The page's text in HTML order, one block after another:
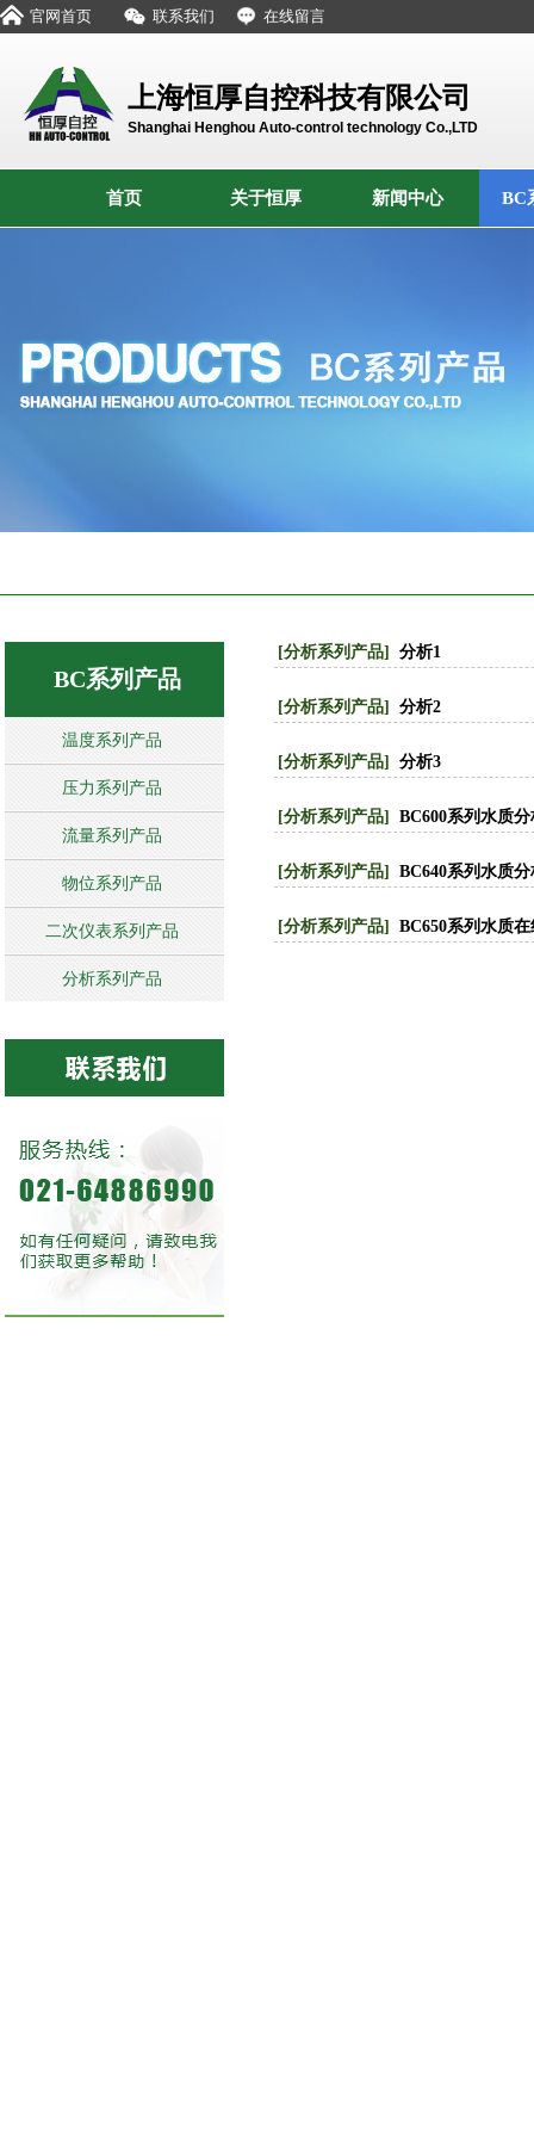
联系我们
官网首页 在线留言
上海恒厚自控科技有限公司
Shanghai Henghou Auto-control technology Co.,LTD
首页 关于恒厚 新闻中心 BC
[分析系列产品] 分析1
[分析系列产品] 分析2
[分析系列产品] 分析3
[分析系列产品] BC600系列水质
[分析系列产品] BC640系列水质
[分析系列产品] BC650系列水质
BC系列产品
温度系列产品
压力系列产品
流量系列产品
物位系列产品
二次仪表系列产品
分析系列产品